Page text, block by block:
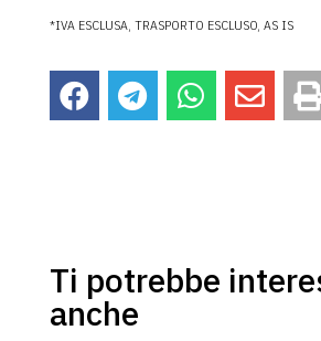
*IVA ESCLUSA, TRASPORTO ESCLUSO, AS IS
   
Ti potrebbe
anche